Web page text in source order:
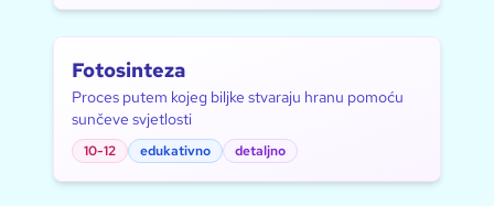
Fotosinteza
Proces putem kojeg biljke stvaraju hranu pomoću
sunčeve svjetlosti
10-12 edukativno detaljno